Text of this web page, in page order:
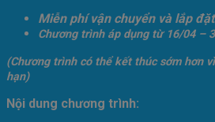
Miễn phí vận chuyển và lắp
Chương trình áp dụng từ 16/04 –
(Chương trình có thể kết thúc sớm hơn
hạn)
Nội dung chương trình: